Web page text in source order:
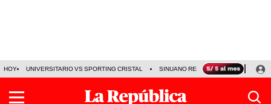
HOY UNIVERSITARIO VS SPORTING CRISTAL SINUANO RESULTADOS HOY